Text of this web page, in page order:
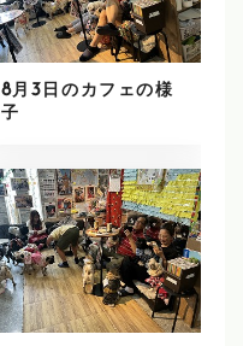
8月3日のカフェの様
子